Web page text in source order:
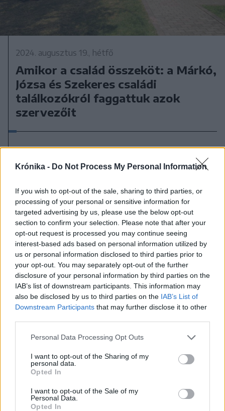
Krónika - Do Not Process My Personal Information
If you wish to opt-out of the sale, sharing to third parties, or
processing of your personal or sensitive information for
targeted advertising by us, please use the below opt-out
section to confirm your selection. Please note that after your
opt-out request is processed you may continue seeing
interest-based ads based on personal information utilized by
us or personal information disclosed to third parties prior to
your opt-out. You may separately opt-out of the further
disclosure of your personal information by third parties on the
IAB’s list of downstream participants. This information may
also be disclosed by us to third parties on the IAB’s List of
Downstream Participants that may further disclose it to other
Personal Data Processing Opt Outs
I want to opt-out of the Sharing of my
personal data.
Opted In
I want to opt-out of the Sale of my
Personal Data.
Opted In
2024. augusztus 19., hétfő
Amikor a család összeköt: a Márkó,
Józsa és Szekeres családi
találkozókról faggattuk azok
szervezőit
2024. március 05., kedd
családfakutatás, digitalizálniuk
kellene az egyházaknak az
anyakönyveket